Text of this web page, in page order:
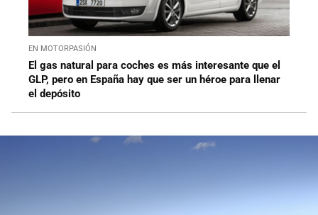
EN MOTORPASIÓN
El gas natural para coches es más interesante que el
GLP, pero en España hay que ser un héroe para llenar
el depósito